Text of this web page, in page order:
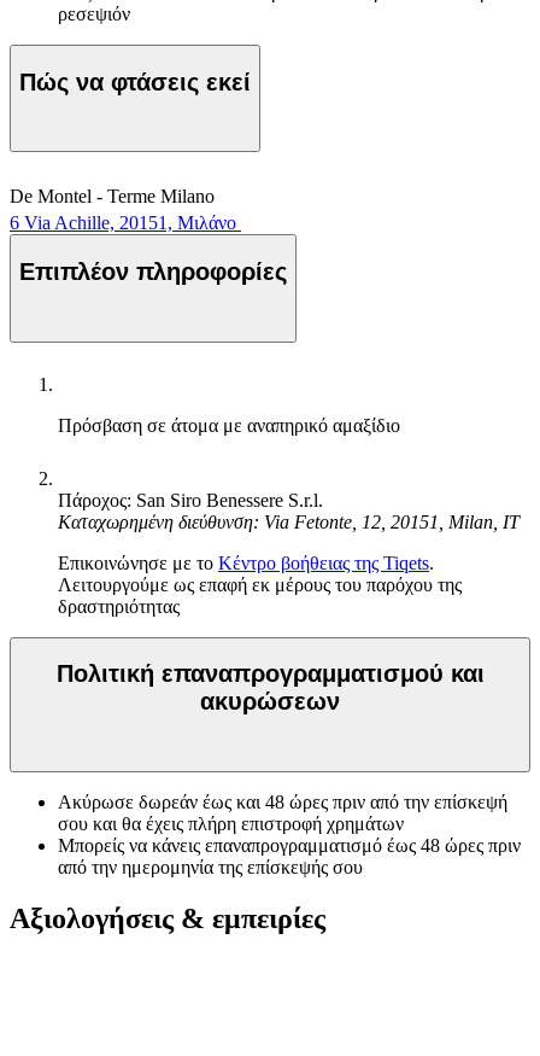
ρεσεψιόν
Πώς να φτάσεις εκεί
De Montel - Terme Milano
6 Via Achille, 20151, Μιλάνο
Επιπλέον πληροφορίες
Πρόσβαση σε άτομα με αναπηρικό αμαξίδιο
Πάροχος: San Siro Benessere S.r.l.
Καταχωρημένη διεύθυνση: Via Fetonte, 12, 20151, Milan, IT
Επικοινώνησε με το Κέντρο βοήθειας της Tiqets.
Λειτουργούμε ως επαφή εκ μέρους του παρόχου της
δραστηριότητας
Πολιτική επαναπρογραμματισμού και
ακυρώσεων
Ακύρωσε δωρεάν έως και 48 ώρες πριν από την επίσκεψή
σου και θα έχεις πλήρη επιστροφή χρημάτων
Μπορείς να κάνεις επαναπρογραμματισμό έως 48 ώρες πριν
από την ημερομηνία της επίσκεψής σου
Αξιολογήσεις & εμπειρίες